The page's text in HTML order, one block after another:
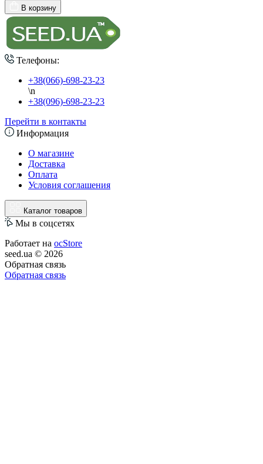
В корзину
Телефоны:
+38(066)-698-23-23
\n
+38(096)-698-23-23
Перейти в контакты
Информация
О магазине
Доставка
Оплата
Условия соглашения
Каталог товаров
Мы в соцсетях
Работает на ocStore
seed.ua © 2026
Обратная связь
Обратная связь